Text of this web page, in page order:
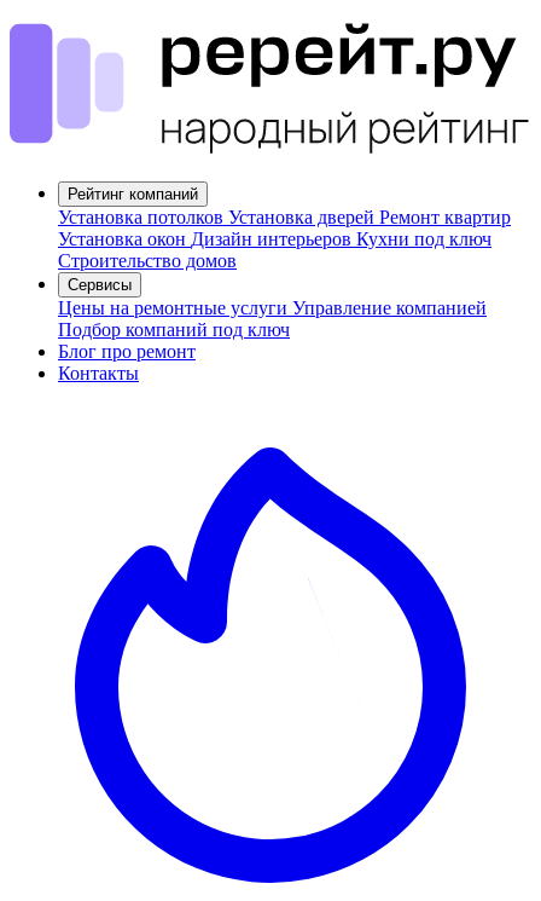
Рейтинг компаний
Установка потолков Установка дверей Ремонт квартир
Установка окон Дизайн интерьеров Кухни под ключ
Строительство домов
Сервисы
Цены на ремонтные услуги Управление компанией
Подбор компаний под ключ
Блог про ремонт
Контакты